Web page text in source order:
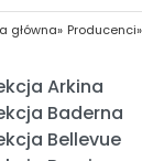
główna Producenci
Arkina
Baderna
Bellevue